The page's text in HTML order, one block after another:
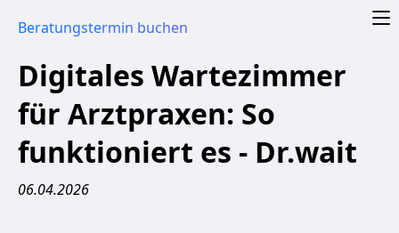
Beratungstermin buchen
Telefonassistent Vergleich
KI für Ärzte
Arztbrief schreiben
Laborwerte verstehen
Digitales Wartezimmer
für Arztpraxen: So
funktioniert es - Dr.wait
06.04.2026